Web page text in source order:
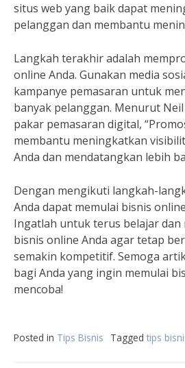
situs web yang baik dapat
pelanggan dan membantu
Langkah terakhir adalah
online Anda. Gunakan media
kampanye pemasaran untuk
banyak pelanggan. Menurut
pakar pemasaran digital,
membantu meningkatkan
Anda dan mendatangkan lebih
Dengan mengikuti langkah-
Anda dapat memulai bisnis
Ingatlah untuk terus belajar dan
bisnis online Anda agar tetap
semakin kompetitif. Semoga
bagi Anda yang ingin memulai
mencoba!
Posted in Tips Bisnis Tagged tips